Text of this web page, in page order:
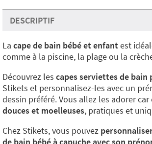
DESCRIPTIF
La cape de bain bébé et enfantest
comme à la piscine, la plage ou la
Découvrez les capes serviettes de bain
Stikets et personnalisez-les avec un
dessin préféré. Vous allez les adorer
douces et moelleuses, pratiques et
Chez Stikets, vous pouvez